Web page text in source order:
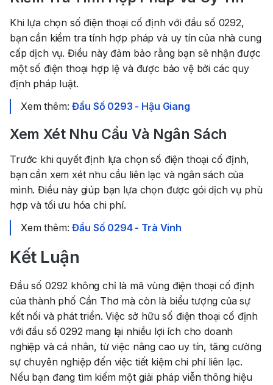
Khi lựa chọn số điện thoại cố định với đầu số 0292,
bạn cần kiểm tra tính hợp pháp và uy tín của nhà cung
cấp dịch vụ. Điều này đảm bảo rằng bạn sẽ nhận được
một số điện thoại hợp lệ và được bảo vệ bởi các quy
định pháp luật.
Xem thêm:Đầu Số 0293 - Hậu Giang
Xem Xét Nhu Cầu Và Ngân Sách
Trước khi quyết định lựa chọn số điện thoại cố định,
bạn cần xem xét nhu cầu liên lạc và ngân sách của
mình. Điều này giúp bạn lựa chọn được gói dịch vụ phù
hợp và tối ưu hóa chi phí.
Xem thêm:Đầu Số 0294 - Trà Vinh
Kết Luận
Đầu số 0292 không chỉ là mã vùng điện thoại cố định
của thành phố Cần Thơ mà còn là biểu tượng của sự
kết nối và phát triển. Việc sở hữu số điện thoại cố định
với đầu số 0292 mang lại nhiều lợi ích cho doanh
nghiệp và cá nhân, từ việc nâng cao uy tín, tăng cường
sự chuyên nghiệp đến việc tiết kiệm chi phí liên lạc.
Nếu bạn đang tìm kiếm một giải pháp viễn thông hiệu